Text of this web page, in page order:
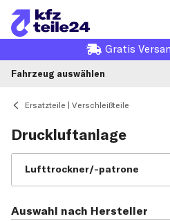
Gratis
Fahrzeug auswählen
Ersatzteile | Verschleißteile
Druckluftanlage
Lufttrockner/-patrone
Auswahl nach Hersteller